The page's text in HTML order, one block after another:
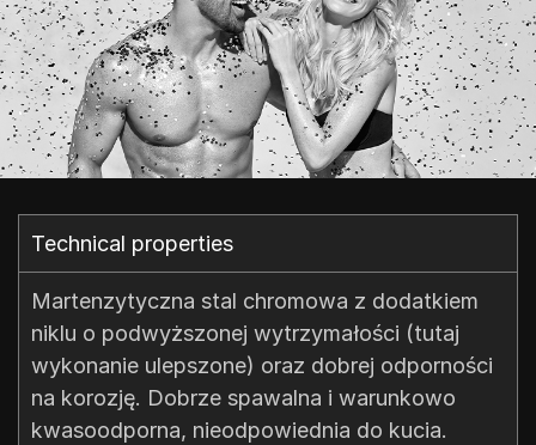
Technical properties​
Martenzytyczna stal chromowa z dodatkiem
niklu o podwyższonej wytrzymałości (tutaj
wykonanie ulepszone) oraz dobrej odporności
na korozję. Dobrze spawalna i warunkowo
kwasoodporna, nieodpowiednia do kucia.